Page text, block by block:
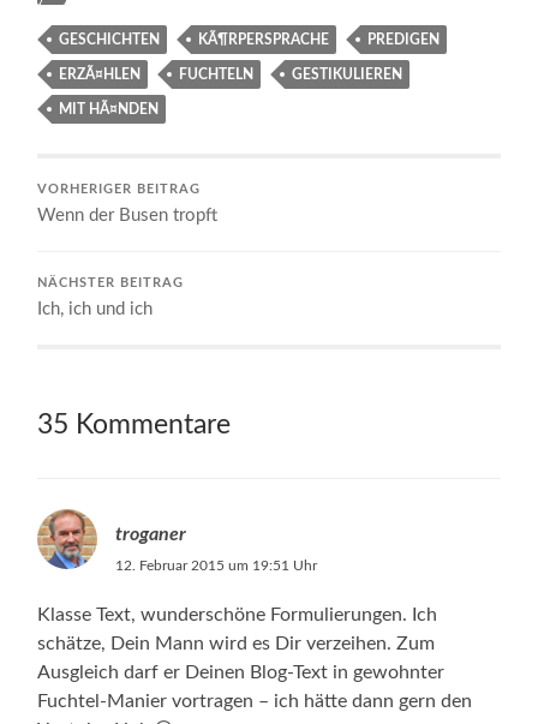
GESCHICHTEN KÃ¶RPERSPRACHE PREDIGEN
ERZÃ¤HLEN FUCHTELN GESTIKULIEREN
MIT HÃ¤NDEN
VORHERIGER BEITRAG
Wenn der Busen tropft
NÄCHSTER BEITRAG
Ich, ich und ich
35 Kommentare
troganer
12. Februar 2015 um 19:51 Uhr
Klasse Text, wunderschöne Formulierungen. Ich
schätze, Dein Mann wird es Dir verzeihen. Zum
Ausgleich darf er Deinen Blog-Text in gewohnter
Fuchtel-Manier vortragen – ich hätte dann gern den